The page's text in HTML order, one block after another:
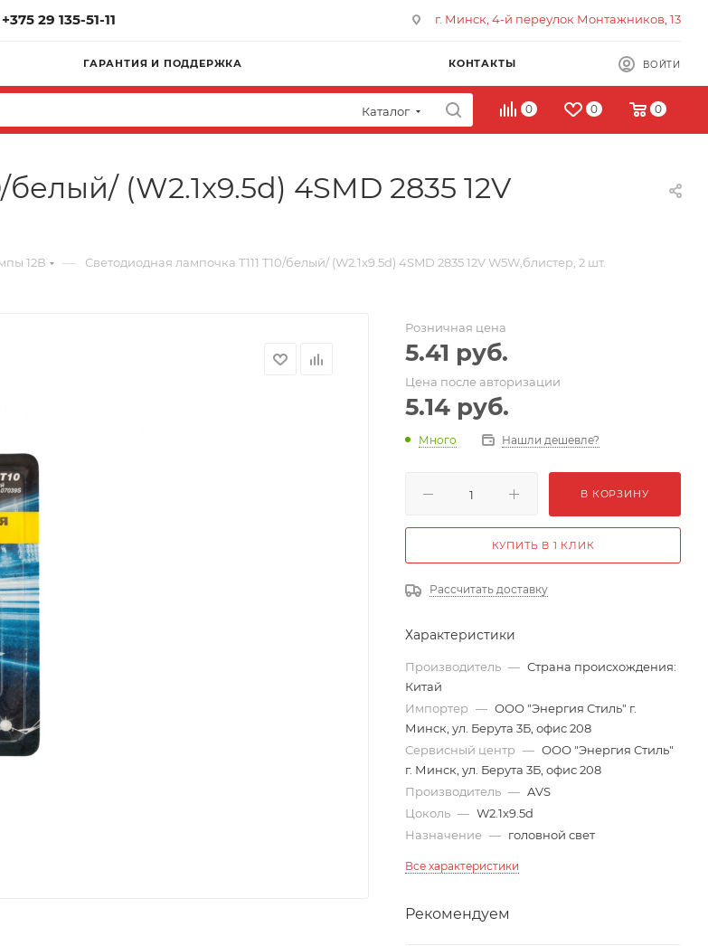
+375 29 135-51-11 г. Минск, 4-й переулок Монтажников, 13
ГАРАНТИЯ И ПОДДЕРЖКА КОНТАКТЫ ВОЙТИ
Каталог 0 0 0
(W2.1x9.5d) 4SMD 2835 12V
12В — Светодиодная лампочка T111 T10/белый/ (W2.1x9.5d) 4SMD 2835 12V W5W,блистер, 2 шт.
Розничная цена
5.41 руб.
Цена после авторизации
5.14 руб.
Много Нашли дешевле?
В КОРЗИНУ
КУПИТЬ В 1 КЛИК
Рассчитать доставку
Характеристики
Производитель — Страна происхождения:
Китай
Импортер — ООО "Энергия Стиль" г.
Минск, ул. Берута 3Б, офис 208
Сервисный центр — ООО "Энергия Стиль"
г. Минск, ул. Берута 3Б, офис 208
Производитель — AVS
Цоколь — W2.1x9.5d
Назначение — головной свет
Все характеристики
Рекомендуем